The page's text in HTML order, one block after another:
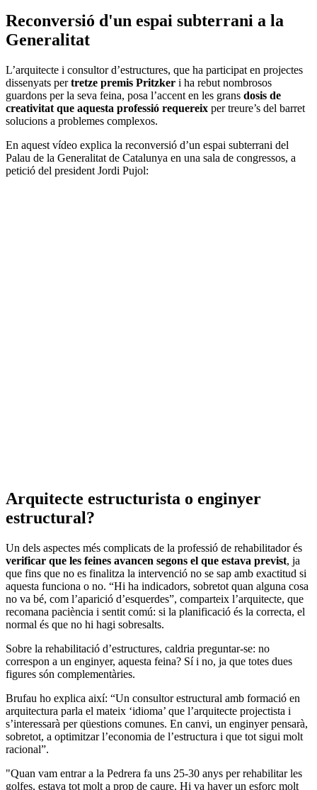
Reconversió d'un espai subterrani a la
Generalitat
L’arquitecte i consultor d’estructures, que ha participat en projectes
dissenyats pertretze premis Pritzker i ha rebut nombrosos
guardons per la seva feina, posa l’accent en les grans dosis de
creativitat que aquesta professió requereix per treure’s del barret
solucions a problemes complexos.
En aquest vídeo explica la reconversió d’un espai subterrani del
Palau de la Generalitat de Catalunya en una sala de congressos, a
petició del president Jordi Pujol:
Arquitecte estructurista o enginyer
estructural?
Un dels aspectes més complicats de la professió de rehabilitador és
verificar que les feines avancen segons el que estava previst, ja
que fins que no es finalitza la intervenció no se sap amb exactitud si
aquesta funciona o no. “Hi ha indicadors, sobretot quan alguna cosa
no va bé, com l’aparició d’esquerdes”, comparteix l’arquitecte, que
recomana paciència i sentit comú: si la planificació és la correcta, el
normal és que no hi hagi sobresalts.
Sobre la rehabilitació d’estructures, caldria preguntar-se: no
correspon a un enginyer, aquesta feina? Sí i no, ja que totes dues
figures són complementàries.
Brufau ho explica així: “Un consultor estructural amb formació en
arquitectura parla el mateix ‘idioma’ que l’arquitecte projectista i
s’interessarà per qüestions comunes. En canvi, un enginyer pensarà,
sobretot, a optimitzar l’economia de l’estructura i que tot sigui molt
racional”.
"Quan vam entrar a la Pedrera fa uns 25-30 anys per rehabilitar les
golfes, estava tot molt a prop de caure. Hi va haver un esforç molt